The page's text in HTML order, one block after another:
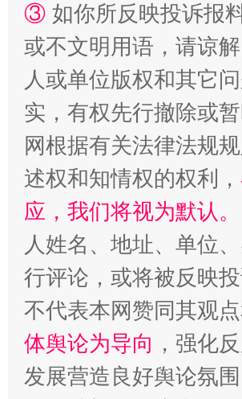
漫山遍野的桃花与雪山、麦地、白藏房
招工难、用工荒背后
③ 如你所反映投诉报
或不文明用语，请谅
人或单位版权和其它
实，有权先行撤除或
网根据有关法律法规
述权和知情权的权利，
应，我们将视为默认
人姓名、地址、单位
行评论，或将被反映
不代表本网赞同其观
体舆论为导向 ，强化
发展营造良好舆论氛